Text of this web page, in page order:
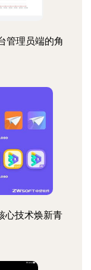
管理员端的角
心技术焕新青